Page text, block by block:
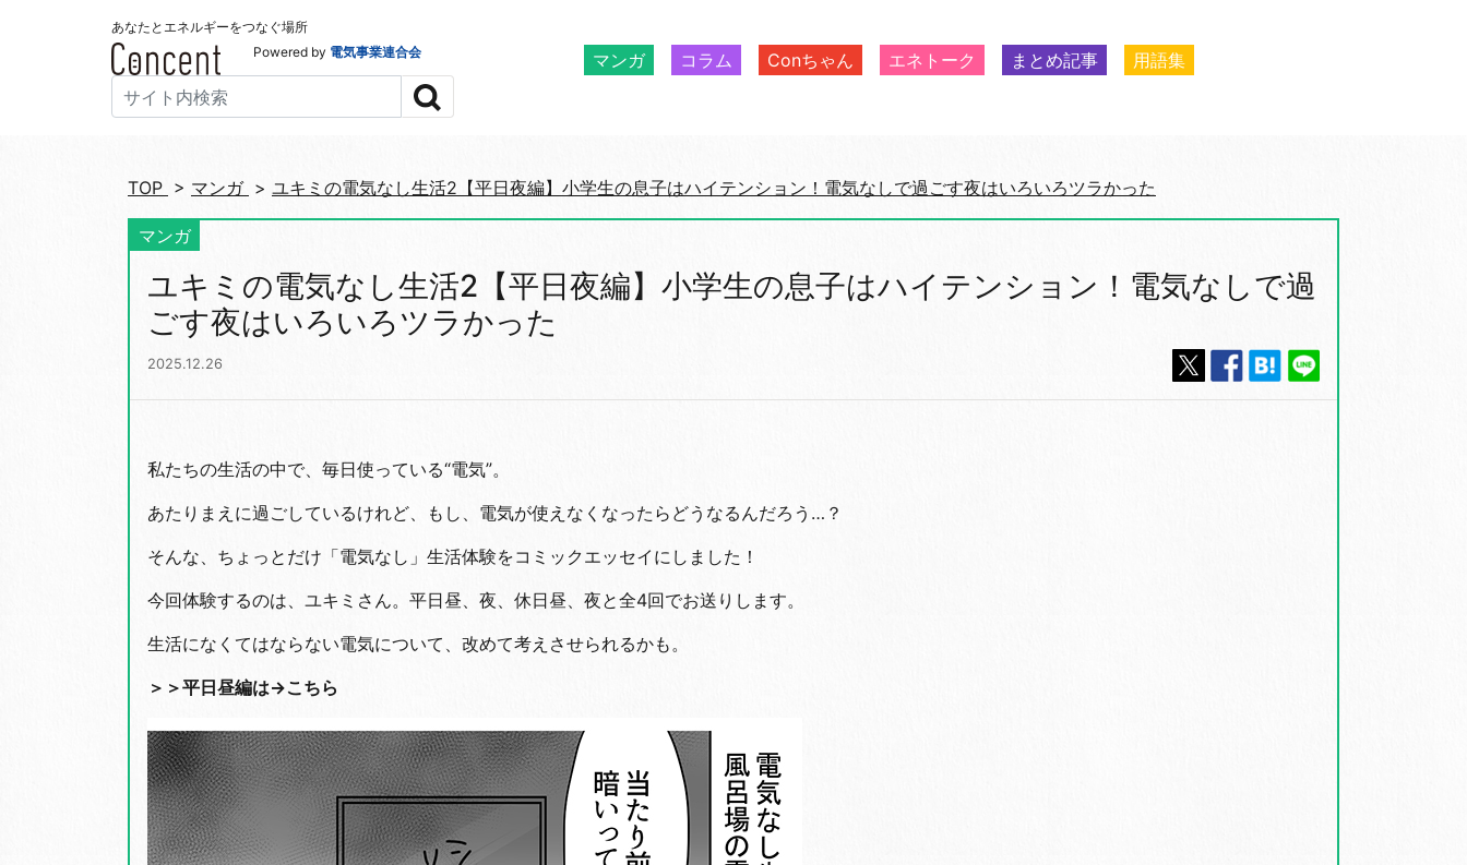
あなたとエネルギーをつなぐ場所
Powered by 電気事業連合会 マンガ コラム Conちゃん エネトーク まとめ記事 用語集
TOP > マンガ > ユキミの電気なし生活2【平日夜編】小学生の息子はハイテンション！電気なしで過ごす夜はいろいろツラかった
マンガ
ユキミの電気なし生活2【平日夜編】小学生の息子はハイテンション！電気なしで過
ごす夜はいろいろツラかった
2025.12.26
私たちの生活の中で、毎日使っている“電気”。
あたりまえに過ごしているけれど、もし、電気が使えなくなったらどうなるんだろう…？
そんな、ちょっとだけ「電気なし」生活体験をコミックエッセイにしました！
今回体験するのは、ユキミさん。平日昼、夜、休日昼、夜と全4回でお送りします。
生活になくてはならない電気について、改めて考えさせられるかも。
＞＞平日昼編は→こちら